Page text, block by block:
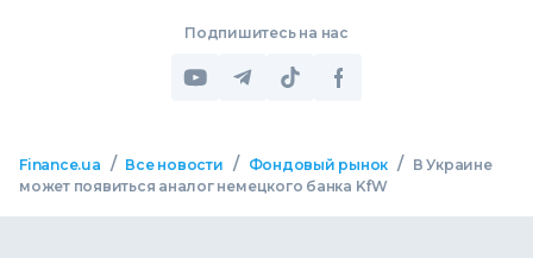
Подпишитесь на нас
Finance.ua / Все новости / Фондовый рынок /
В Украине
может появиться аналог немецкого банка KfW